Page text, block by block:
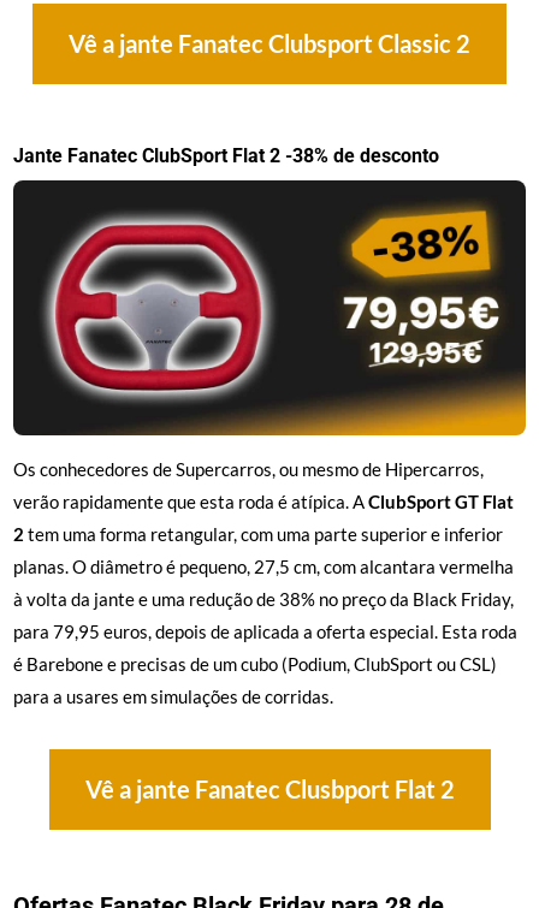
Vê a jante Fanatec Clubsport Classic 2
Jante Fanatec ClubSport Flat 2 -38% de desconto
Os conhecedores de Supercarros, ou mesmo de Hipercarros,
verão rapidamente que esta roda é atípica. AClubSport GT Flat
2 tem uma forma retangular, com uma parte superior e inferior
planas. O diâmetro é pequeno, 27,5 cm, com alcantara vermelha
à volta da jante e uma redução de 38% no preço da Black Friday,
para 79,95 euros, depois de aplicada a oferta especial. Esta roda
é Barebone e precisas de um cubo (Podium, ClubSport ou CSL)
para a usares em simulações de corridas.
Vê a jante Fanatec Clusbport Flat 2